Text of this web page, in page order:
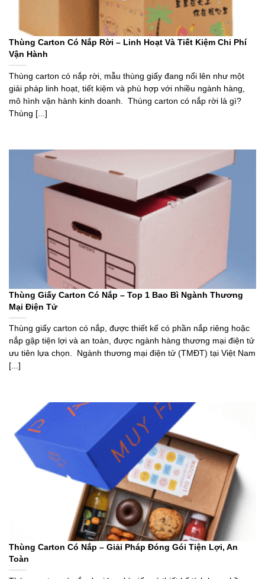
Thùng Carton Có Nắp Rời – Linh Hoạt Và Tiết Kiệm Chi Phí
Vận Hành
Thùng carton có nắp rời, mẫu thùng giấy đang nổi lên như một
giải pháp linh hoạt, tiết kiệm và phù hợp với nhiều ngành hàng,
mô hình vận hành kinh doanh. Thùng carton có nắp rời là gì?
Thùng [...]
Thùng Giấy Carton Có Nắp – Top 1 Bao Bì Ngành Thương
Mại Điện Tử
Thùng giấy carton có nắp, được thiết kế có phần nắp riêng hoặc
nắp gập tiện lợi và an toàn, được ngành hàng thương mại điện tử
ưu tiên lựa chọn. Ngành thương mại điện tử (TMĐT) tại Việt Nam
[...]
Thùng Carton Có Nắp – Giải Pháp Đóng Gói Tiện Lợi, An
Toàn